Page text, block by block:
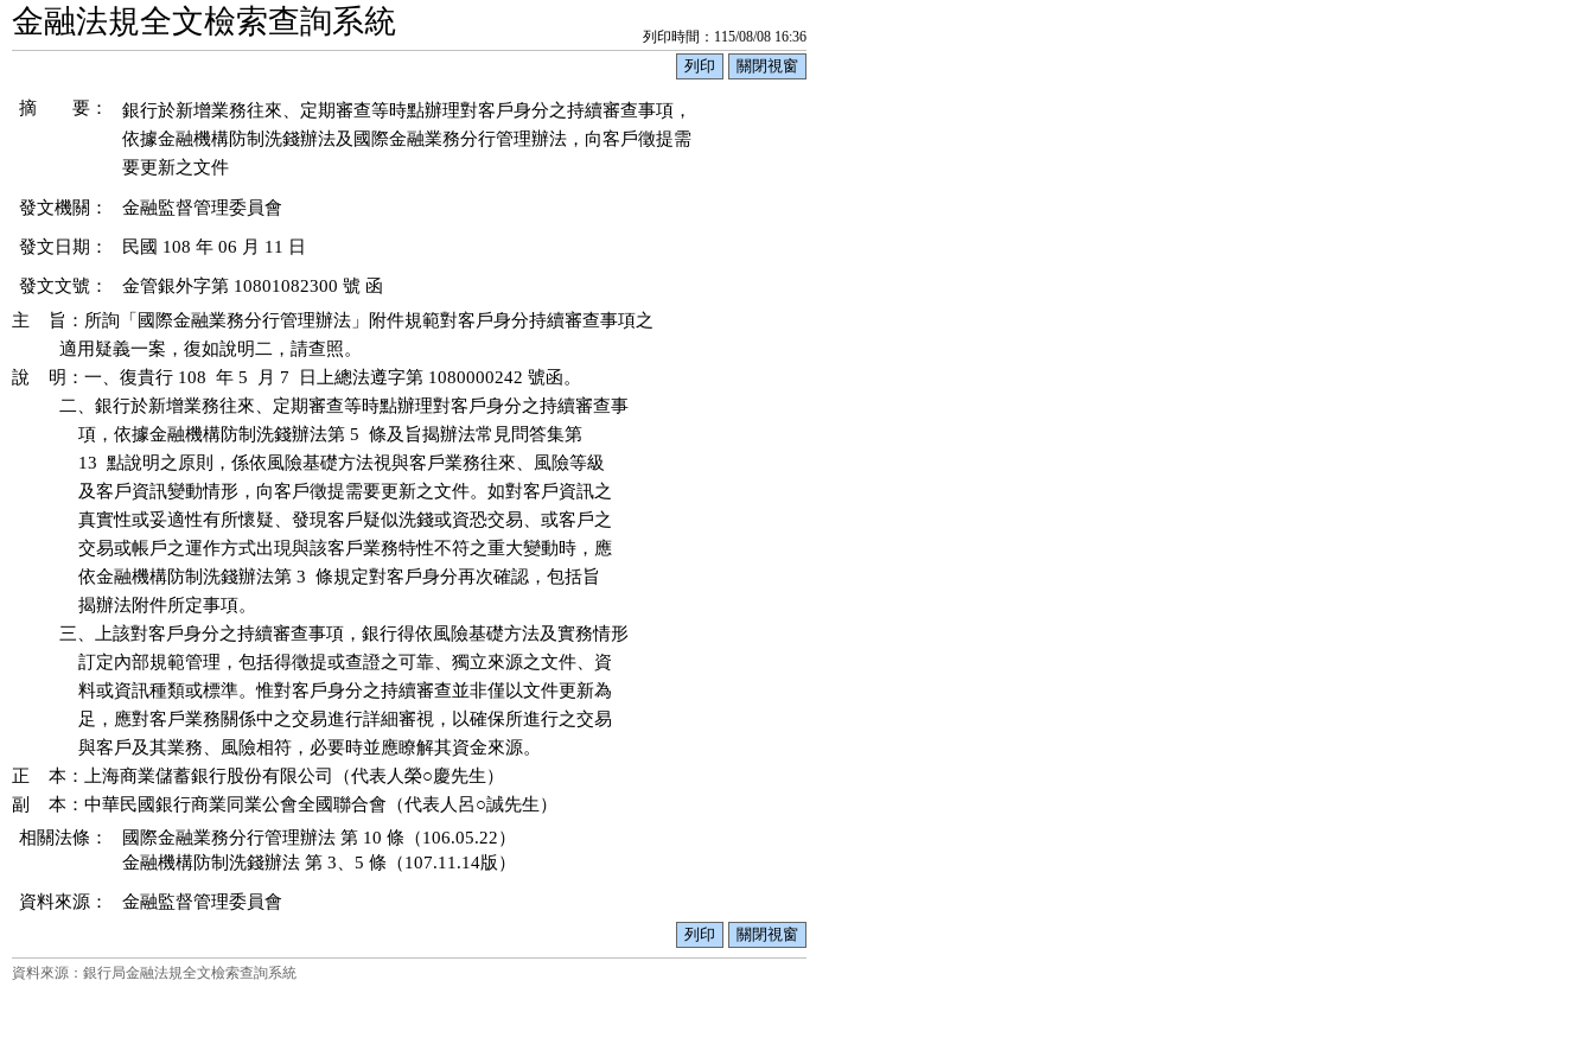
金融法規全文檢索查詢系統 列印時間：115/08/08 16:36
摘 要：
銀行於新增業務往來、定期審查等時點辦理對客戶身分之持續審查事項，
依據金融機構防制洗錢辦法及國際金融業務分行管理辦法，向客戶徵提需
發文機關： 金融監督管理委員會
發文日期： 民國 108 年 06 月 11 日
發文文號：
金管銀外字第 10801082300 號 函
主    旨：所詢「國際金融業務分行管理辦法」附件規範對客戶身分持續審查事項之
          適用疑義一案，復如說明二，請查照。
說    明：一、復貴行 108  年 5  月 7  日上總法遵字第 1080000242 號函。
          二、銀行於新增業務往來、定期審查等時點辦理對客戶身分之持續審查事
              項，依據金融機構防制洗錢辦法第 5  條及旨揭辦法常見問答集第
              13  點說明之原則，係依風險基礎方法視與客戶業務往來、風險等級
              及客戶資訊變動情形，向客戶徵提需要更新之文件。如對客戶資訊之
              真實性或妥適性有所懷疑、發現客戶疑似洗錢或資恐交易、或客戶之
              交易或帳戶之運作方式出現與該客戶業務特性不符之重大變動時，應
              依金融機構防制洗錢辦法第 3  條規定對客戶身分再次確認，包括旨
              揭辦法附件所定事項。
          三、上該對客戶身分之持續審查事項，銀行得依風險基礎方法及實務情形
              訂定內部規範管理，包括得徵提或查證之可靠、獨立來源之文件、資
              料或資訊種類或標準。惟對客戶身分之持續審查並非僅以文件更新為
              足，應對客戶業務關係中之交易進行詳細審視，以確保所進行之交易
              與客戶及其業務、風險相符，必要時並應瞭解其資金來源。
正    本：上海商業儲蓄銀行股份有限公司（代表人榮○慶先生）
相關法條：
國際金融業務分行管理辦法 第 10 條（106.05.22）
金融機構防制洗錢辦法 第 3、5 條（107.11.14版）
資料來源： 金融監督管理委員會
資料來源：銀行局金融法規全文檢索查詢系統